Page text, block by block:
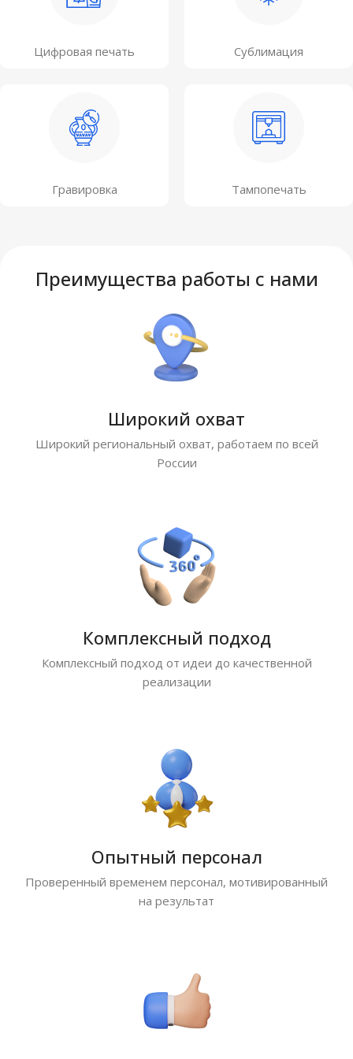
Цифровая печать Сублимация
Гравировка Тампопечать
Преимущества работы с нами
Широкий охват
Широкий региональный охват, работаем по всей
России
Комплексный подход
Комплексный подход от идеи до качественной
реализации
Опытный персонал
Проверенный временем персонал, мотивированный
на результат